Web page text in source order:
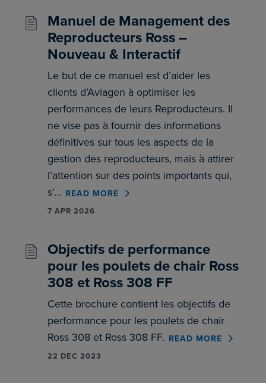
Manuel de Management des
Reproducteurs Ross –
Nouveau & Interactif
Le but de ce manuel est d’aider les
clients d’Aviagen à optimiser les
performances de leurs Reproducteurs. Il
ne vise pas à fournir des informations
définitives sur tous les aspects de la
gestion des reproducteurs, mais à attirer
l’attention sur des points importants qui,
s’… READ MORE
7 APR 2026
Objectifs de performance
pour les poulets de chair Ross
308 et Ross 308 FF
Cette brochure contient les objectifs de
performance pour les poulets de chair
Ross 308 et Ross 308 FF. READ MORE
22 DEC 2023